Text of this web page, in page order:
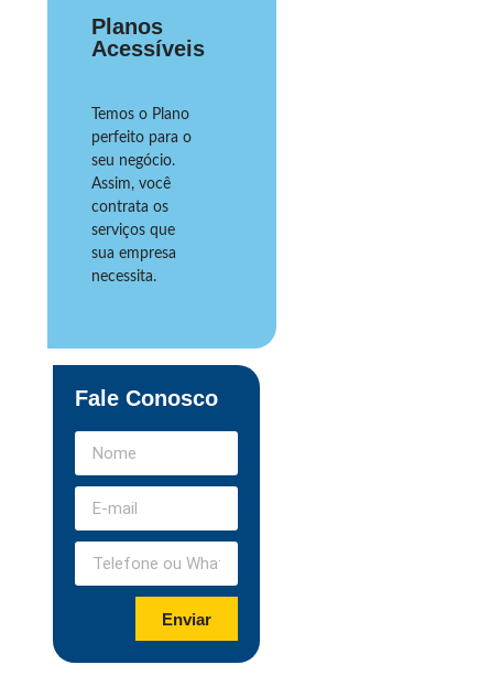
Planos
Acessíveis
Temos o Plano
perfeito para o
seu negócio.
Assim, você
contrata os
serviços que
sua empresa
necessita.
Fale Conosco
Enviar